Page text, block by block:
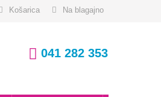
Košarica Na blagajno
041 282 353